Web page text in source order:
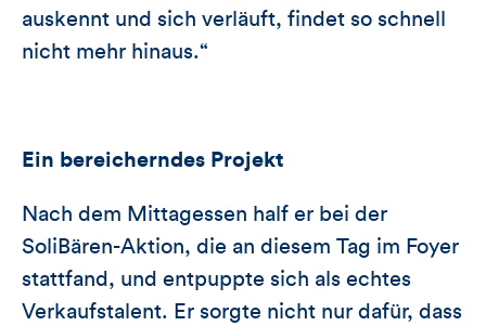
auskennt und sich verläuft, findet so schnell
nicht mehr hinaus.“
Ein bereicherndes Projekt
Nach dem Mittagessen half er bei der
SoliBären-Aktion, die an diesem Tag im Foyer
stattfand, und entpuppte sich als echtes
Verkaufstalent. Er sorgte nicht nur dafür, dass